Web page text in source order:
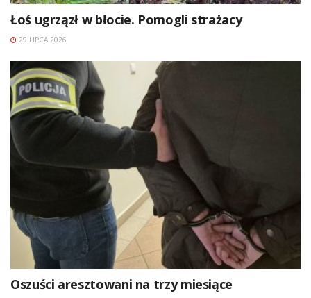
Łoś ugrzązł w błocie. Pomogli strażacy
29 LIPCA 2026
Oszuści aresztowani na trzy miesiące